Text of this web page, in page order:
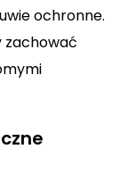
ochronne.
zachować